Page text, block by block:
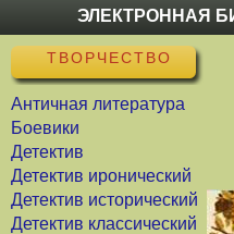
ЭЛЕКТРОННАЯ
ТВОРЧЕСТВО
Античная литература
Боевики
Детектив
Детектив иронический
Детектив исторический
Детектив классический